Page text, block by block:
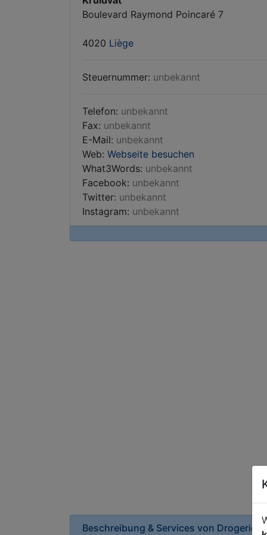
Boulevard Raymond Poincaré 7
4020 Liège
Steuernummer: unbekannt
Telefon: unbekannt
Fax: unbekannt
E-Mail: unbekannt
Web: Webseite besuchen
What3Words: unbekannt
Facebook: unbekannt
Twitter: unbekannt
Instagram: unbekannt
Beschreibung & Services von Drogerie